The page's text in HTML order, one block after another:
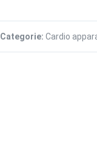
Categorie:Cardio